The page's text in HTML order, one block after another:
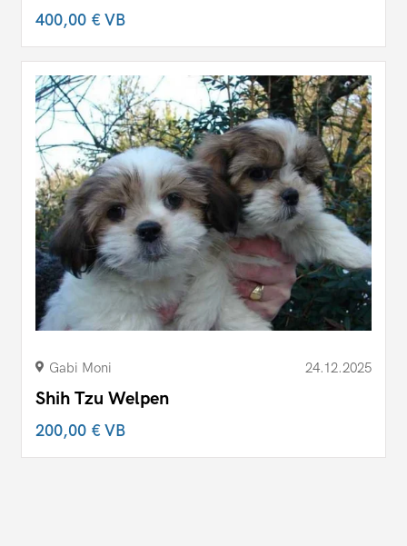
400,00 €VB
Gabi Moni 24.12.2025
Shih Tzu Welpen
200,00 €VB